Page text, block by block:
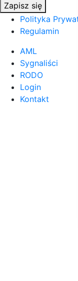
Zapisz się
Polityka
Regulamin
AML
Sygnaliści
RODO
Login
Kontakt